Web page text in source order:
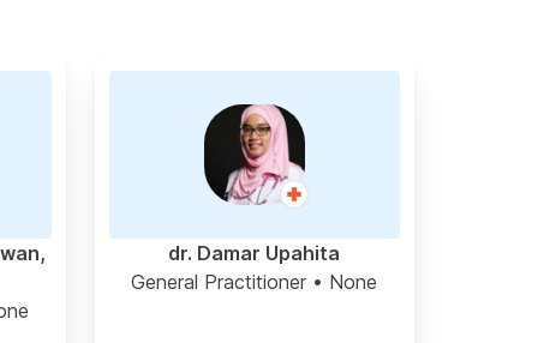
dr. Damar Upahita
General Practitioner • None